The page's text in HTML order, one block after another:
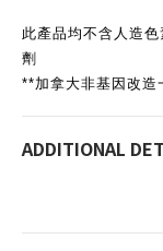
此產品均不含人造
劑
**加拿大非基因改造
ADDITIONAL